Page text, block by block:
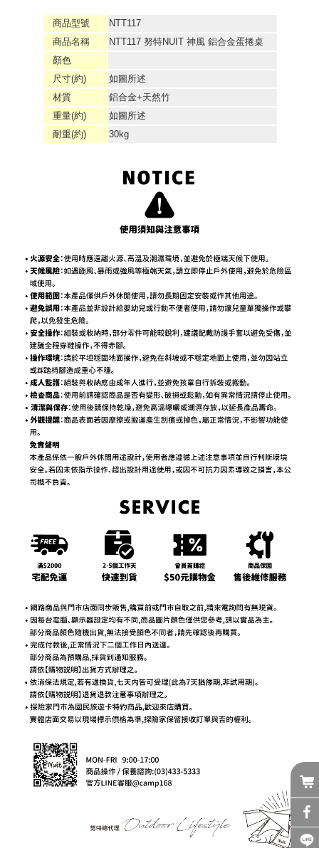
商品型號
NTT117
商品名稱
NTT117 努特NUIT 神風 鋁合金蛋捲桌
顏色
尺寸(約)
如圖所述
材質
鋁合金+天然竹
重量(約)
如圖所述
耐重(約)
30kg